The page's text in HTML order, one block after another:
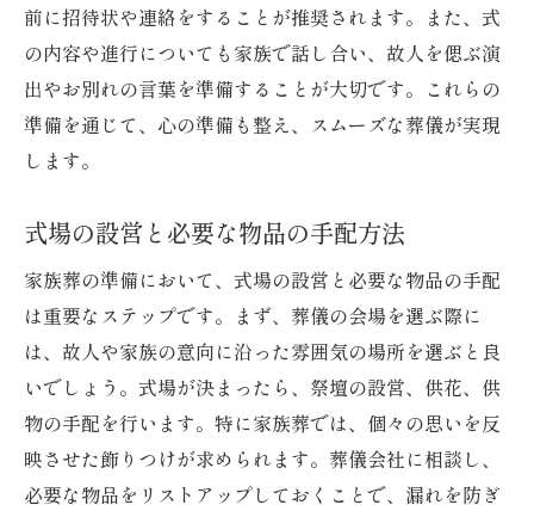
前に招待状や連絡をすることが推奨されます。また、式
の内容や進行についても家族で話し合い、故人を偲ぶ演
出やお別れの言葉を準備することが大切です。これらの
準備を通じて、心の準備も整え、スムーズな葬儀が実現
します。
式場の設営と必要な物品の手配方法
家族葬の準備において、式場の設営と必要な物品の手配
は重要なステップです。まず、葬儀の会場を選ぶ際に
は、故人や家族の意向に沿った雰囲気の場所を選ぶと良
いでしょう。式場が決まったら、祭壇の設営、供花、供
物の手配を行います。特に家族葬では、個々の思いを反
映させた飾りつけが求められます。葬儀会社に相談し、
必要な物品をリストアップしておくことで、漏れを防ぎ